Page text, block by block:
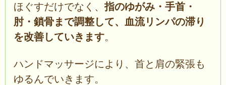
ほぐすだけでなく、 指のゆがみ・手首・
肘・鎖骨まで調整して、血流リンパの滞り
を改善していきます。
ハンドマッサージにより、首と肩の緊張も
ゆるんでいきます。